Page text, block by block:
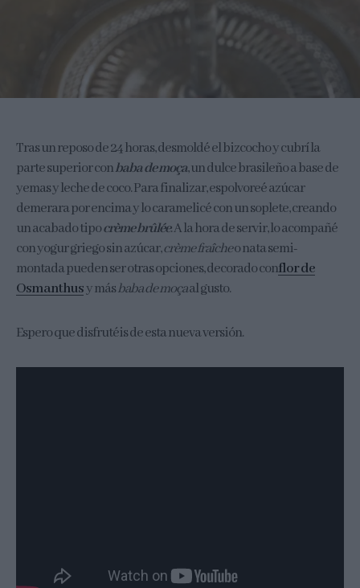
Tras un reposo de 24 horas, desmoldé el bizcocho y cubrí la
parte superior conbaba de moça, un dulce brasileño a base de
yemas y leche de coco. Para finalizar, espolvoreé azúcar
demerara por encima y lo caramelicé con un soplete, creando
un acabado tipocrème brûlée. A la hora de servir, lo acompañé
con yogur griego sin azúcar,crème fraîcheo nata semi-
montada pueden ser otras opciones, decorado conflor de
Osmanthusy másbaba de moçaal gusto.
Espero que disfrutéis de esta nueva versión.